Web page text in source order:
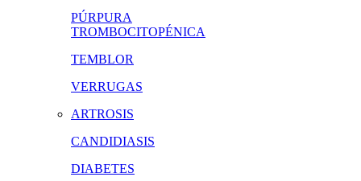
PÚRPURA
TROMBOCITOPÉNICA
TEMBLOR
VERRUGAS
ARTROSIS
CANDIDIASIS
DIABETES